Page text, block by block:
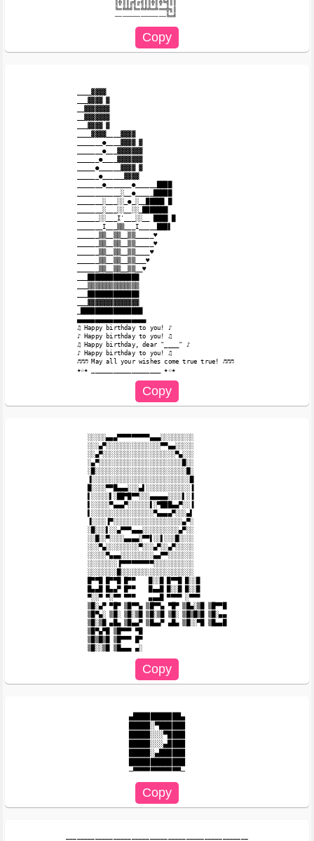
║╬║║╔╣╔╣║║╬║╬╚╣║║
╚═╩╩╝╚═╩╩╩═╩══╬╗║
____▓▓▓▓
___▓▓▓▓ ▓
__▓▓▓▓▓▓▓
__▓▓▓▓▓▓▓
___▓▓▓▓ ▓
____▓▓▓▓____▓▓▓▓
_______●____▓▓▓▓ ▓
_______●___▓▓▓▓▓▓▓
______●____▓▓▓▓▓▓▓
_____●______▓▓▓▓ ▓
______●______▓▓▓▓
_______●_______●______████
____________░__●_____█████
_______░___░░_●_░__█████ █
_______░___░░__░░_███████
______░░___I'___░░__ ████ █
_______I___▒▒___I_____███▌
______▒▒__▒▒__▒▒_____♥
______▒▒__▒▒__▒▒_____♥
______▒▒__▒▒__▒▒____♥
______▒▒__▒▒__▒▒___♥
______▒▒__▒▒__▒▒__♥
___▒▒▒▒▒▒▒▒▒▒▒▒▒▒
___▓▓▓▓▓▓▓▓▓▓▓▓▓▓
▄▄▄▄▄▄▄▄▄▄▄▄▄▄▄▄▄▄▄
♫ Happy birthday to you! ♪
♪ Happy birthday to you! ♫
♫ Happy birthday, dear "____" ♪
♪ Happy birthday to you! ♫
♬♬♬ May all your wishes come true true! ♬♬♬
░░░░░▄▄▄▀▀▀▀▀▀▀▀▀▄▄▄░░░░░░░░░
░░░▄▀░░░░░░░░░░░░░░░▀▀▄▄░░░░░
░░▄▀░░░░░░░░░░░░░░░░░░░░▀▄░░░
░▄▀░░░░░░░░░░░░░░░░░░░░░░░█░░
░█░░░░░░░░░░░░░░░░░░░░░░░░░█░
▐░░░░░░░░░░░░░░░░░░░░░░░░░░░█
█░░░░▀▀█▄▄▄░░░▄▌░░░░░░░░░░░░▐
▌░░░░░▌░██▀█▀▀░░░▄▄▄▄▄░░░░▌░▐
▌░░░░░▀▄▄▄▀░░░░░░▌░▀███▄▄▀░░▐
▌░░░░░░░░░░░░░░░░░▀▄▄▄▄▀░░░▄▌
▐░░░░▐▀░░░░░░░░░░░░░░░░░░░▄▀░
░█░░░▌░░▄▀▀▀▄▄▄░░░░░░░░░░▄▀░░
░░█░░▀░░░░▄▄▄▄░▀▀▌░░▌░░░█░░░░
░░░▀▄░░░░░░░░░▀░░░▄▀░░▄▀░░░░░
░░░░░▀▄▄▄░░░░░░░░░▄▄▀▀░░░░░░░
░░░░░░░░▐▀▀▀▀▀▀▀▀▀░░░░░░░░░░░
░░░░░░░░█░░░░░░░░░░░░░░░░░░░░
█▀▀█ █▀▀█ █▀▀ 　 █░░█ █▀▀█ █░░█
█▄▄█ █▄▄▀ █▀▀ 　 █▄▄█ █░░█ █░░█
▀░░▀ ▀░▀▀ ▀▀▀ 　 ▄▄▄█ ▀▀▀▀ ░▀▀▀
▒█░▄▀ ▀█▀ ▒█▀▀▄ ▒█▀▀▄ ▀█▀ ▒█▄░▒█ ▒█▀▀█
▒█▀▄░ ▒█░ ▒█░▒█ ▒█░▒█ ▒█░ ▒█▒█▒█ ▒█░▄▄
▒█░▒█ ▄█▄ ▒█▄▄▀ ▒█▄▄▀ ▄█▄ ▒█░░▀█ ▒█▄▄█
▒█▀▄▀█ ▒█▀▀▀ ▀█
▒█▒█▒█ ▒█▀▀▀ █▀
▄███████████▄
█████░▀██████
█████░░░▀████
█████░░░▄████
█████░▄██████
─▀▀▀▀▀▀▀▀▀▀▀─